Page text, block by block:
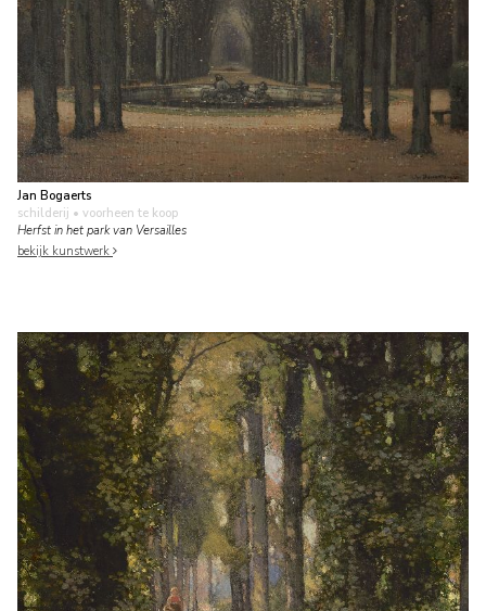
Jan Bogaerts
schilderij • voorheen te koop
Herfst in het park van Versailles
bekijk kunstwerk